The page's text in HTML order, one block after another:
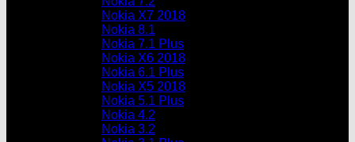
Nokia X7 2018
Nokia 8.1
Nokia 7.1 Plus
Nokia X6 2018
Nokia 6.1 Plus
Nokia X5 2018
Nokia 5.1 Plus
Nokia 4.2
Nokia 3.2